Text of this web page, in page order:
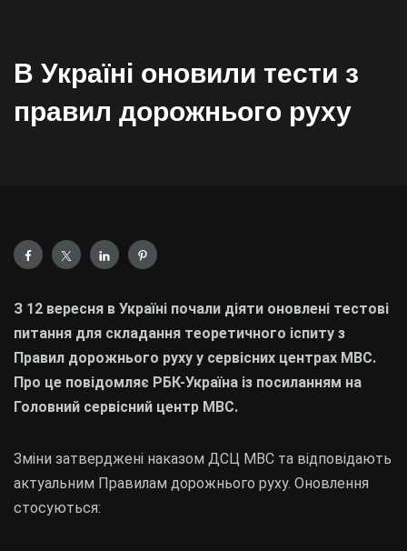
В Україні оновили тести з
правил дорожнього руху
З 12 вересня в Україні почали діяти оновлені тестові
питання для складання теоретичного іспиту з
Правил дорожнього руху у сервісних центрах МВС.
Про це повідомляє РБК-Україна із посиланням на
Головний сервісний центр МВС.
Зміни затверджені наказом ДСЦ МВС та відповідають
актуальним Правилам дорожнього руху. Оновлення
стосуються: